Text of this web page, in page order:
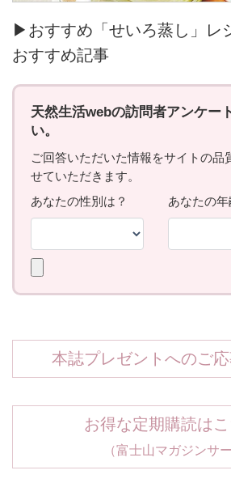
▶おすすめ「せいろ蒸し」レ
おすすめ記事
本誌プレゼントへのご
お得な定期購読は
（富士山マガジンサー